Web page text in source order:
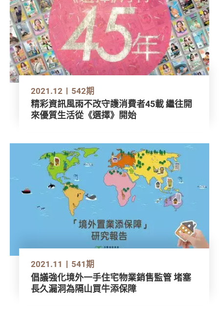
2021.12 542期
精彩資訊風雨不改守護消費者45載 繼往開
來優質生活從《選擇》開始
2021.11 541期
倡議強化境外一手住宅物業銷售監管 堵塞
長久漏洞為隔山買牛添保障